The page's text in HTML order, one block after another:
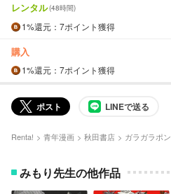
レンタル(48時間)
1%還元 ：7ポイント獲得
購入
1%還元 ：7ポイント獲得
ポスト LINEで送る
Renta! 青年漫画 秋田書店 ガラガラポン
みもり先生の他作品